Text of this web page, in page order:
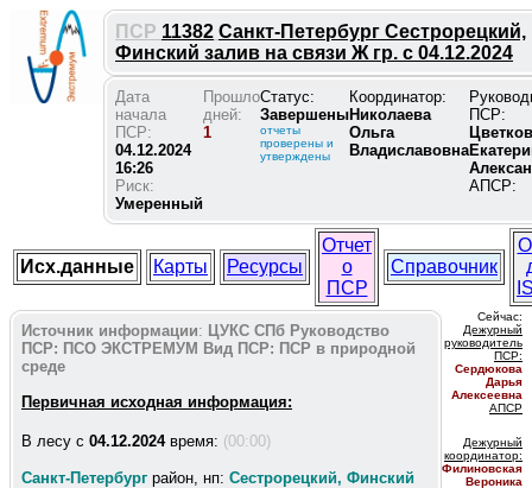
ПСР 11382 Санкт-Петербург Сестрорецкий,
Финский залив на связи Ж гр. с 04.12.2024
Дата
начала
ПСР:
04.12.2024
16:26
Риск:
Умеренный
Прошло
дней:
1
Статус:
Завершены
отчеты
проверены и
утверждены
Координатор:
Николаева
Ольга
Владиславовна
ПСР:
АПСР:
Исх.данные Карты Ресурсы
Отчет
о
ПСР
Справочник
Источник информации: ЦУКС СПб Руководство
ПСР: ПСО ЭКСТРЕМУМ Вид ПСР: ПСР в природной
среде
Первичная исходная информация:
В лесу c 04.12.2024время: (00:00)
Санкт-Петербург район, нп: Сестрорецкий, Финский
Сейчас:
Дежурный
руководитель
ПСР:
Сердюкова
Дарья
Алексеевна
АПСР
Дежурный
координатор:
Филиновская
Вероника